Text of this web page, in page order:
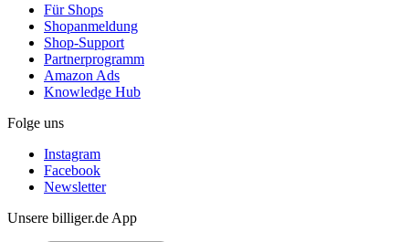
Für Shops
Shopanmeldung
Shop-Support
Partnerprogramm
Amazon Ads
Knowledge Hub
Folge uns
Instagram
Facebook
Newsletter
Unsere billiger.de App